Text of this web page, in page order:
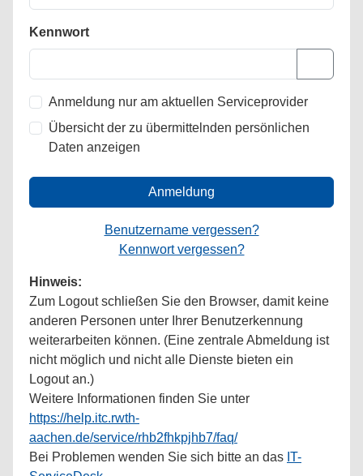
Kennwort
Anmeldung nur am aktuellen Serviceprovider
Übersicht der zu übermittelnden persönlichen
Daten anzeigen
Anmeldung
Benutzername vergessen?
Kennwort vergessen?
Hinweis:
Zum Logout schließen Sie den Browser, damit keine
anderen Personen unter Ihrer Benutzerkennung
weiterarbeiten können. (Eine zentrale Abmeldung ist
nicht möglich und nicht alle Dienste bieten ein
Logout an.)
Weitere Informationen finden Sie unter
https://help.itc.rwth-
aachen.de/service/rhb2fhkpjhb7/faq/
Bei Problemen wenden Sie sich bitte an das IT-